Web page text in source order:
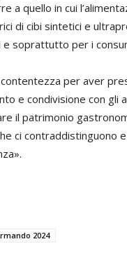
a quello in cui
di cibi sintetici e
soprattutto per i
per aver
e condivisione con gli
il patrimonio
ci contraddistinguono
2024